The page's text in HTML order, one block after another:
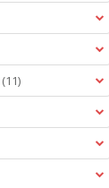
(11)